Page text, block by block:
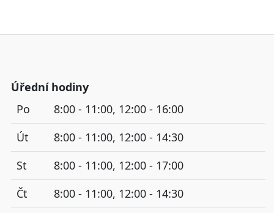
Úřední hodiny
Po
8:00 - 11:00, 12:00 - 16:00
Út
8:00 - 11:00, 12:00 - 14:30
St
8:00 - 11:00, 12:00 - 17:00
Čt
8:00 - 11:00, 12:00 - 14:30